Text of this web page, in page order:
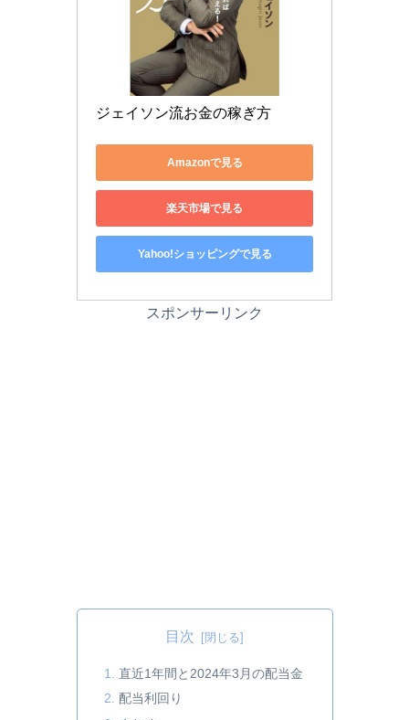
ジェイソン流お金の稼ぎ方
Amazonで見る
楽天市場で見る
Yahoo!ショッピングで見る
スポンサーリンク
目次
直近1年間と2024年3月の配当金
配当利回り